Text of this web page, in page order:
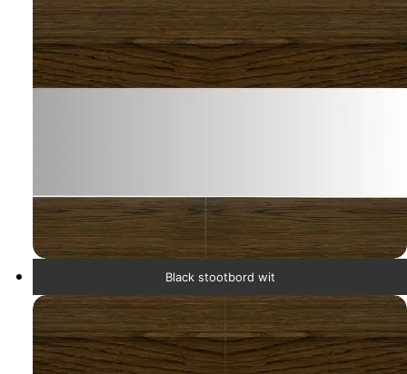
Black stootbord wit